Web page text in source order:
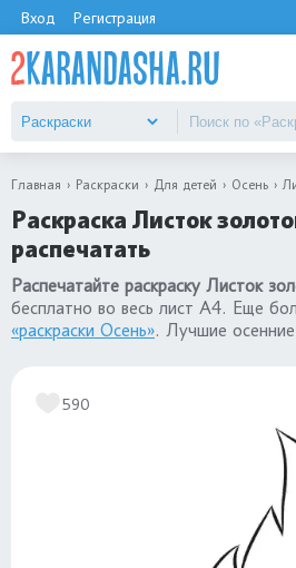
Вход Регистрация
Главная Раскраски Для детей Осень
Раскраска Листок
распечатать
Распечатайте раскраску Листок
бесплатно во весь лист А4. Еще
«раскраски Осень». Лучшие
590